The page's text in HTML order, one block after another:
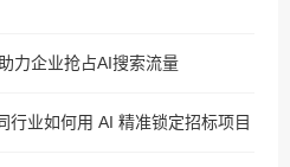
力企业抢占AI搜索流量
行业如何用 AI 精准锁定招标项目